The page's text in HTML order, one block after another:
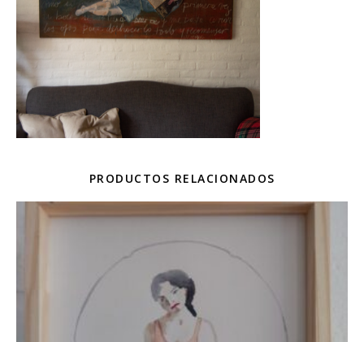
PRODUCTOS RELACIONADOS